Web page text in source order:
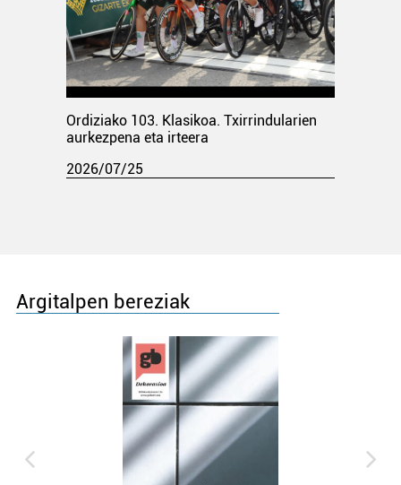
Ordiziako 103. Klasikoa. Txirrindularien
aurkezpena eta irteera
2026/07/25
Argitalpen bereziak